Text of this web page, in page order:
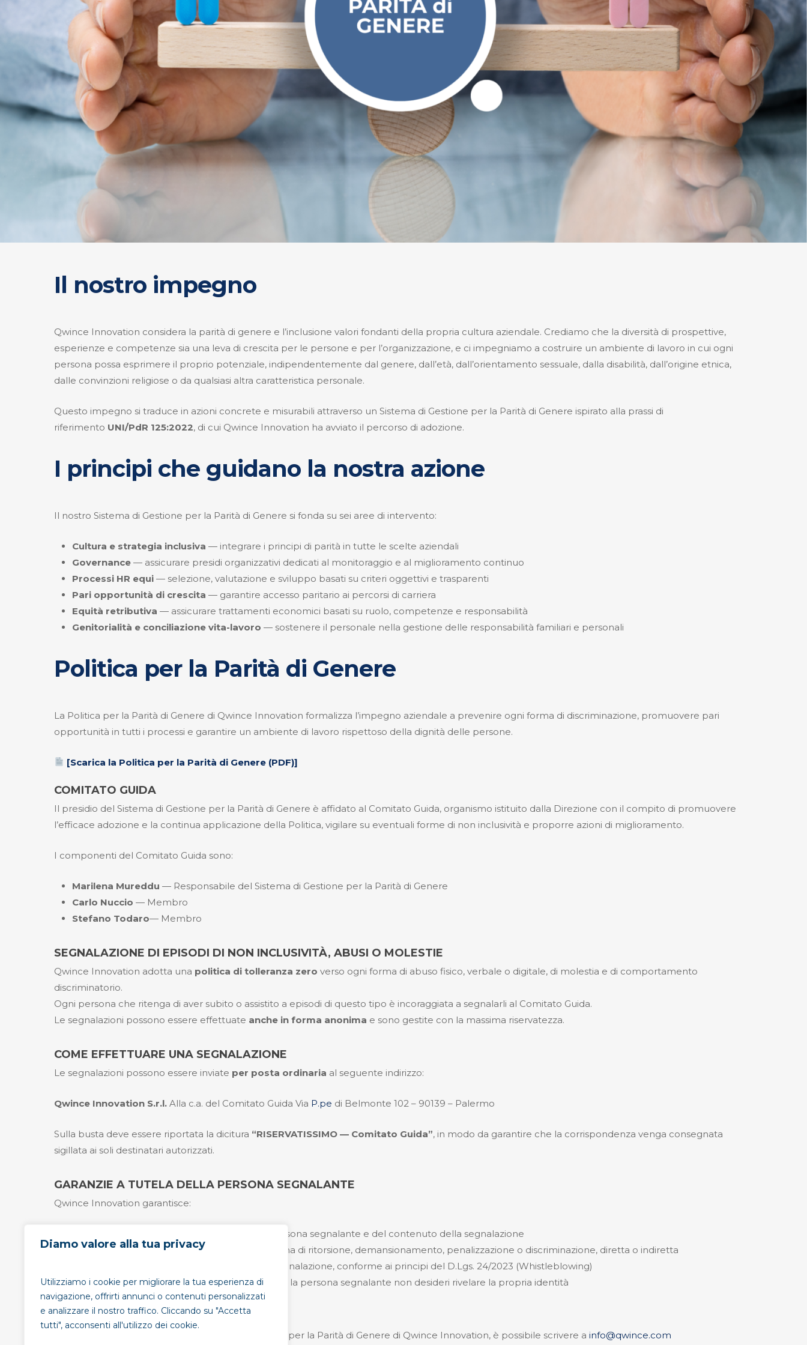
Diamo valore alla tua privacy
Utilizziamo i cookie per migliorare la tua esperienza di
navigazione, offrirti annunci o contenuti personalizzati
e analizzare il nostro traffico. Cliccando su "Accetta
tutti", acconsenti all'utilizzo dei cookie.
Il nostro impegno
Qwince Innovation considera la parità di genere e l’inclusione valori fondanti della propria cultura aziendale. Crediamo che la diversità di prospettive,
esperienze e competenze sia una leva di crescita per le persone e per l’organizzazione, e ci impegniamo a costruire un ambiente di lavoro in cui ogni
persona possa esprimere il proprio potenziale, indipendentemente dal genere, dall’età, dall’orientamento sessuale, dalla disabilità, dall’origine etnica,
dalle convinzioni religiose o da qualsiasi altra caratteristica personale.
Questo impegno si traduce in azioni concrete e misurabili attraverso un Sistema di Gestione per la Parità di Genere ispirato alla prassi di
riferimento UNI/PdR 125:2022, di cui Qwince Innovation ha avviato il percorso di adozione.
I principi che guidano la nostra azione
Il nostro Sistema di Gestione per la Parità di Genere si fonda su sei aree di intervento:
Cultura e strategia inclusiva — integrare i principi di parità in tutte le scelte aziendali
Governance — assicurare presidi organizzativi dedicati al monitoraggio e al miglioramento continuo
Processi HR equi — selezione, valutazione e sviluppo basati su criteri oggettivi e trasparenti
Pari opportunità di crescita — garantire accesso paritario ai percorsi di carriera
Equità retributiva — assicurare trattamenti economici basati su ruolo, competenze e responsabilità
Genitorialità e conciliazione vita-lavoro — sostenere il personale nella gestione delle responsabilità familiari e personali
Politica per la Parità di Genere
La Politica per la Parità di Genere di Qwince Innovation formalizza l’impegno aziendale a prevenire ogni forma di discriminazione, promuovere pari
opportunità in tutti i processi e garantire un ambiente di lavoro rispettoso della dignità delle persone.
[Scarica la Politica per la Parità di Genere (PDF)]
COMITATO GUIDA
Il presidio del Sistema di Gestione per la Parità di Genere è affidato al Comitato Guida, organismo istituito dalla Direzione con il compito di promuovere
l’efficace adozione e la continua applicazione della Politica, vigilare su eventuali forme di non inclusività e proporre azioni di miglioramento.
I componenti del Comitato Guida sono:
Marilena Mureddu — Responsabile del Sistema di Gestione per la Parità di Genere
Carlo Nuccio — Membro
Stefano Todaro— Membro
SEGNALAZIONE DI EPISODI DI NON INCLUSIVITÀ, ABUSI O MOLESTIE
Qwince Innovation adotta una politica di tolleranza zero verso ogni forma di abuso fisico, verbale o digitale, di molestia e di comportamento
discriminatorio.
Ogni persona che ritenga di aver subito o assistito a episodi di questo tipo è incoraggiata a segnalarli al Comitato Guida.
Le segnalazioni possono essere effettuate anche in forma anonima e sono gestite con la massima riservatezza.
COME EFFETTUARE UNA SEGNALAZIONE
Le segnalazioni possono essere inviate per posta ordinaria al seguente indirizzo:
Qwince Innovation S.r.l. Alla c.a. del Comitato Guida Via P.pe di Belmonte 102 – 90139 – Palermo
Sulla busta deve essere riportata la dicitura “RISERVATISSIMO — Comitato Guida”, in modo da garantire che la corrispondenza venga consegnata
sigillata ai soli destinatari autorizzati.
GARANZIE A TUTELA DELLA PERSONA SEGNALANTE
Qwince Innovation garantisce:
dell’identità della persona segnalante e del contenuto della segnalazione
latuteladella persona segnalante da ogni forma di ritorsione, demansionamento, penalizzazione o discriminazione, diretta o indiretta
della segnalazione, conforme ai principi del D.Lgs. 24/2023 (Whistleblowing)
la possibilità disegnalazione anonima, qualora la persona segnalante non desideri rivelare la propria identità
CONTATTI
Per richieste di informazioni sul Sistema di Gestione per la Parità di Genere di Qwince Innovation, è possibile scrivere ainfo@qwince.com